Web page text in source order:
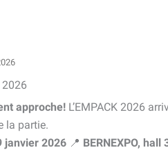
2026
approche! L’EMPACK 2026
la partie.
janvier 2026 📍 BERNEXPO, hall